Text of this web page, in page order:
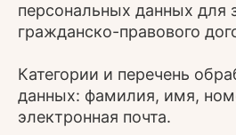
персональных данных для
гражданско-правового
Категории и перечень
данных: фамилия, имя,
электронная почта.